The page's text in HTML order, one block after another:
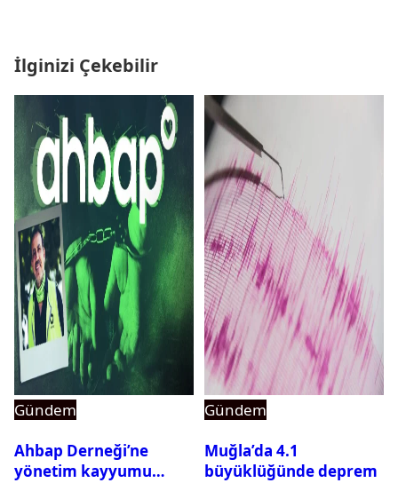
İlginizi Çekebilir
Gündem
Ahbap Derneği’ne
yönetim kayyumu
Gündem
Muğla’da 4.1
büyüklüğünde deprem